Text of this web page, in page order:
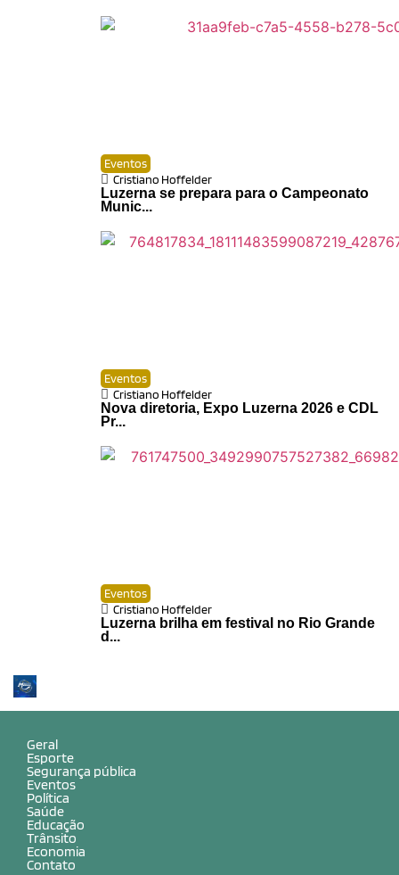
Eventos
Cristiano Hoffelder
Luzerna se prepara para o Campeonato
Munic...
Eventos
Cristiano Hoffelder
Nova diretoria, Expo Luzerna 2026 e CDL
Pr...
Eventos
Cristiano Hoffelder
Luzerna brilha em festival no Rio Grande
d...
Geral
Esporte
Segurança pública
Eventos
Política
Saúde
Educação
Trânsito
Economia
Contato